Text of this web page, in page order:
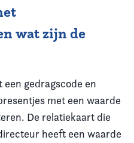
wat zijn de
een gedragscode en
met een waarde
De relatiekaart die
heeft een waarde